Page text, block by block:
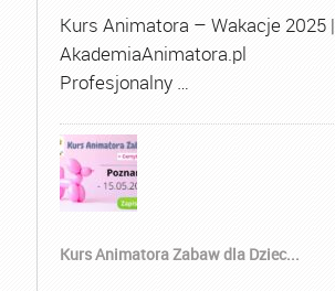
Kurs Animatora – Wakacje 2025 |
AkademiaAnimatora.pl
Profesjonalny …
Kurs Animatora Zabaw dla Dziec...